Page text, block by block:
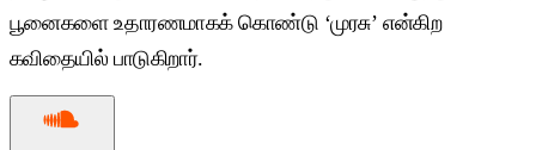
பூனைகளை உதாரணமாகக் கொண்டு ‘முரசு’ என்கிற
கவிதையில் பாடுகிறார்.